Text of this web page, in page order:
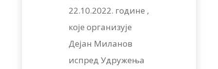
22.10.2022. године ,
које организује
Дејан Миланов
испред Удружења